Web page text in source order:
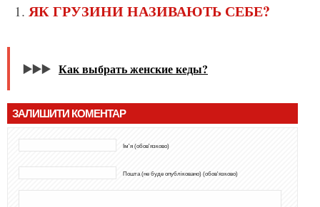
ЯК ГРУЗИНИ НАЗИВАЮТЬ СЕБЕ?
▶️▶️▶️ Как выбрать женские кеды?
ЗАЛИШИТИ КОМЕНТАР
Ім'я (обов'язково)
Пошта (не буде опубліковано) (обов'язково)